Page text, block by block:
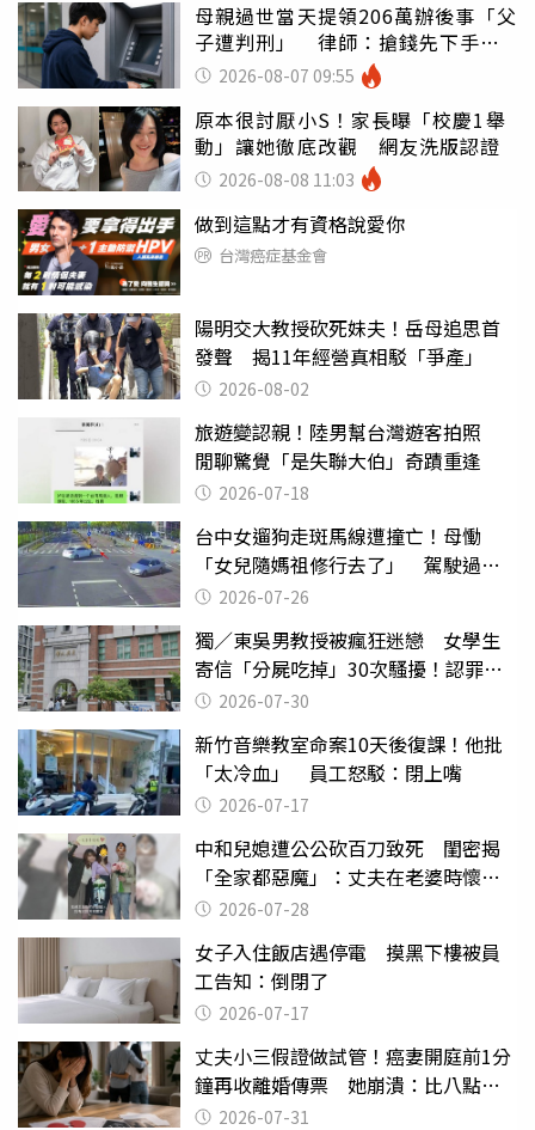
母親過世當天提領206萬辦後事「父
子遭判刑」 律師：搶錢先下手是
罪 2026-08-07 09:55
原本很討厭小S！家長曝「校慶1舉
動」讓她徹底改觀 網友洗版認證
2026-08-08 11:03
做到這點才有資格說愛你
台灣癌症基金會
陽明交大教授砍死妹夫！岳母追思首
發聲 揭11年經營真相駁「爭產」
2026-08-02
旅遊變認親！陸男幫台灣遊客拍照
閒聊驚覺「是失聯大伯」奇蹟重逢
2026-07-18
台中女遛狗走斑馬線遭撞亡！母慟
「女兒隨媽祖修行去了」 駕駛過失
致死判9月
2026-07-26
獨／東吳男教授被瘋狂迷戀 女學生
寄信「分屍吃掉」30次騷擾！認罪免
關 2026-07-30
新竹音樂教室命案10天後復課！他批
「太冷血」 員工怒駁：閉上嘴
2026-07-17
中和兒媳遭公公砍百刀致死 閨密揭
「全家都惡魔」：丈夫在老婆時懷孕
摔東西
2026-07-28
女子入住飯店遇停電 摸黑下樓被員
工告知：倒閉了
2026-07-17
丈夫小三假證做試管！癌妻開庭前1分
鐘再收離婚傳票 她崩潰：比八點檔
還扯2026-07-31